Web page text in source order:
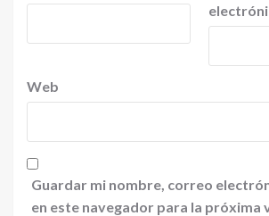
Web
Guardar mi nombre, correo
en este navegador para la próxima